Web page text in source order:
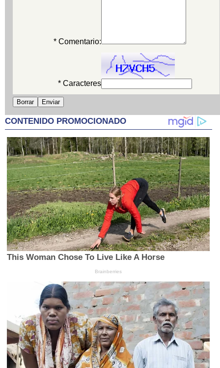
* Comentario:
* Caracteres